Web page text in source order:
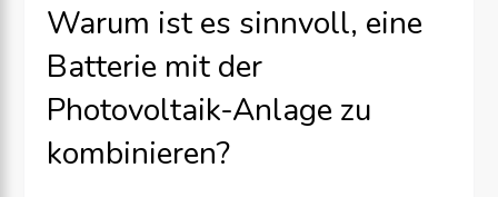
Warum ist es sinnvoll, eine
Batterie mit der
Photovoltaik-Anlage zu
kombinieren?